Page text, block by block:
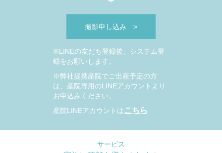
撮影申し込み >
※LINEの友だち登録後、システム登
録をお願いします。
※弊社提携産院でご出産予定の方
は、産院専用のLINEアカウントより
お申込みください。
産院LINEアカウントはこちら
サービス